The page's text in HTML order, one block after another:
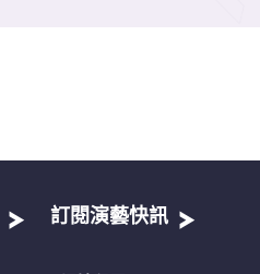
訂閱演藝快訊